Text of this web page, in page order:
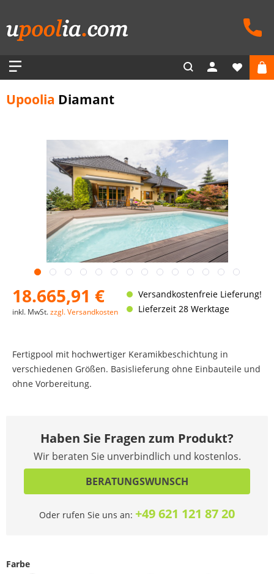
Upoolia Diamant
18.665,91 €
inkl. MwSt.zzgl. Versandkosten
Versandkostenfreie Lieferung!
Lieferzeit 28 Werktage
Fertigpool mit hochwertiger Keramikbeschichtung in
verschiedenen Größen. Basislieferung ohne Einbauteile und
ohne Vorbereitung.
Haben Sie Fragen zum Produkt?
Wir beraten Sie unverbindlich und kostenlos.
BERATUNGSWUNSCH
Oder rufen Sie uns an: +49 621 121 87 20
Farbe